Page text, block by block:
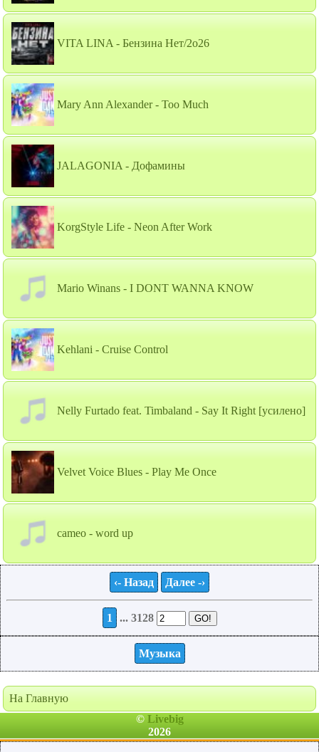
VITA LINA - Бензина Нет/2о26
Mary Ann Alexander - Too Much
JALAGONIA - Дофамины
KorgStyle Life - Neon After Work
Mario Winans - I DONT WANNA KNOW
Kehlani - Cruise Control
Nelly Furtado feat. Timbaland - Say It Right [усилено]
Velvet Voice Blues - Play Me Once
cameo - word up
‹- Назад Далее -›
1 ... 3128
Музыка
На Главную
© Livebig
2026